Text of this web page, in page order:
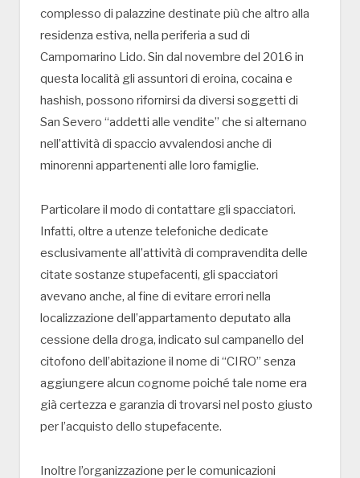
complesso di palazzine destinate più che altro alla
residenza estiva, nella periferia a sud di
Campomarino Lido. Sin dal novembre del 2016 in
questa località gli assuntori di eroina, cocaina e
hashish, possono rifornirsi da diversi soggetti di
San Severo “addetti alle vendite” che si alternano
nell’attività di spaccio avvalendosi anche di
minorenni appartenenti alle loro famiglie.
Particolare il modo di contattare gli spacciatori.
Infatti, oltre a utenze telefoniche dedicate
esclusivamente all’attività di compravendita delle
citate sostanze stupefacenti, gli spacciatori
avevano anche, al fine di evitare errori nella
localizzazione dell’appartamento deputato alla
cessione della droga, indicato sul campanello del
citofono dell’abitazione il nome di “CIRO” senza
aggiungere alcun cognome poiché tale nome era
già certezza e garanzia di trovarsi nel posto giusto
per l’acquisto dello stupefacente.
Inoltre l’organizzazione per le comunicazioni